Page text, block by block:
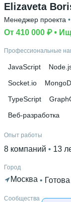
Elizaveta
Менеджер проекта •
От 410 000 ₽ •
Профессиональные
JavaScript
Socket.io
TypeScript
Веб-разработка
Опыт работы
8 компаний 13
Город
Москва •
Сообщества